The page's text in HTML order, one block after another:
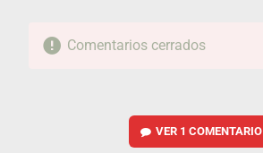
Comentarios cerrados
VER 1 COMENTARIO